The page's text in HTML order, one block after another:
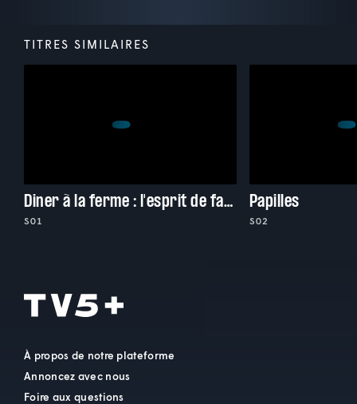
TITRES SIMILAIRES
Diner à la ferme : l'esprit de famille
S01
Papilles
S02
À propos de notre plateforme
Annoncez avec nous
Foire aux questions